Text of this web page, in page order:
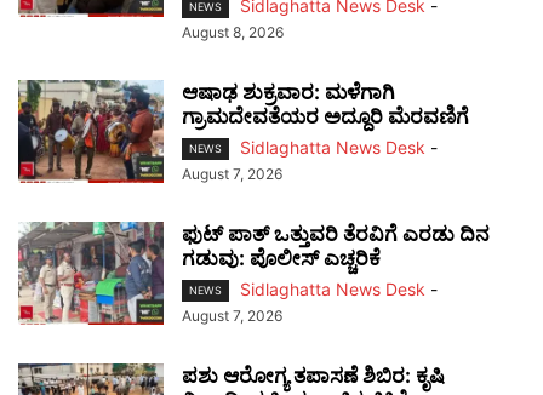
NEWS Sidlaghatta News Desk -
August 8, 2026
ಆಷಾಢ ಶುಕ್ರವಾರ: ಮಳೆಗಾಗಿ
ಗ್ರಾಮದೇವತೆಯರ ಅದ್ದೂರಿ ಮೆರವಣಿಗೆ
NEWS Sidlaghatta News Desk -
August 7, 2026
ಫುಟ್‌ ಪಾತ್ ಒತ್ತುವರಿ ತೆರವಿಗೆ ಎರಡು ದಿನ
ಗಡುವು: ಪೊಲೀಸ್ ಎಚ್ಚರಿಕೆ
NEWS Sidlaghatta News Desk -
August 7, 2026
ಪಶು ಆರೋಗ್ಯ ತಪಾಸಣೆ ಶಿಬಿರ: ಕೃಷಿ